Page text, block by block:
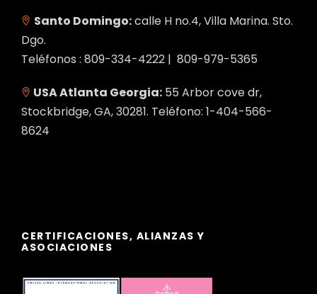
Santo Domingo:calle H no.4, Villa Marina. Sto.
Dgo.
Teléfonos : 809-334-4222 | 809-979-5365
USA Atlanta Georgia: 55 Arbor cove dr,
Stockbridge, GA, 30281. Teléfono: 1-404-566-
8624
CERTIFICACIONES, ALIANZAS Y
ASOCIACIONES